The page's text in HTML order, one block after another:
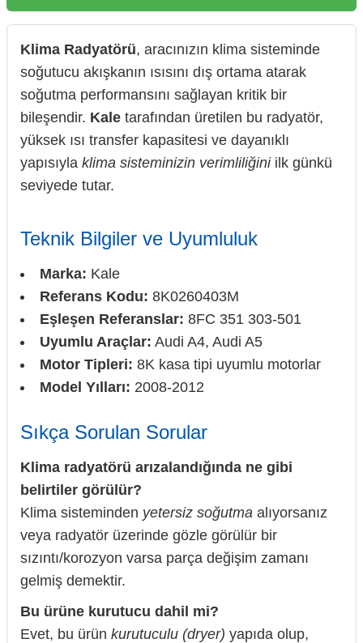
Klima Radyatörü, aracınızın klima sisteminde
soğutucu akışkanın ısısını dış ortama atarak
soğutma performansını sağlayan kritik bir
bileşendir. Kale tarafından üretilen bu radyatör,
yüksek ısı transfer kapasitesi ve dayanıklı
yapısıyla klima sisteminizin verimliliğiniilk günkü
seviyede tutar.
Teknik Bilgiler ve Uyumluluk
Marka: Kale
Referans Kodu: 8K0260403M
Eşleşen Referanslar: 8FC 351 303-501
Uyumlu Araçlar: Audi A4, Audi A5
Motor Tipleri: 8K kasa tipi uyumlu motorlar
Model Yılları: 2008-2012
Sıkça Sorulan Sorular
Klima radyatörü arızalandığında ne gibi
belirtiler görülür?
Klima sisteminden yetersiz soğutma alıyorsanız
veya radyatör üzerinde gözle görülür bir
sızıntı/korozyon varsa parça değişim zamanı
gelmiş demektir.
Bu ürüne kurutucu dahil mi?
Evet, bu ürün kurutuculu (dryer) yapıda olup,